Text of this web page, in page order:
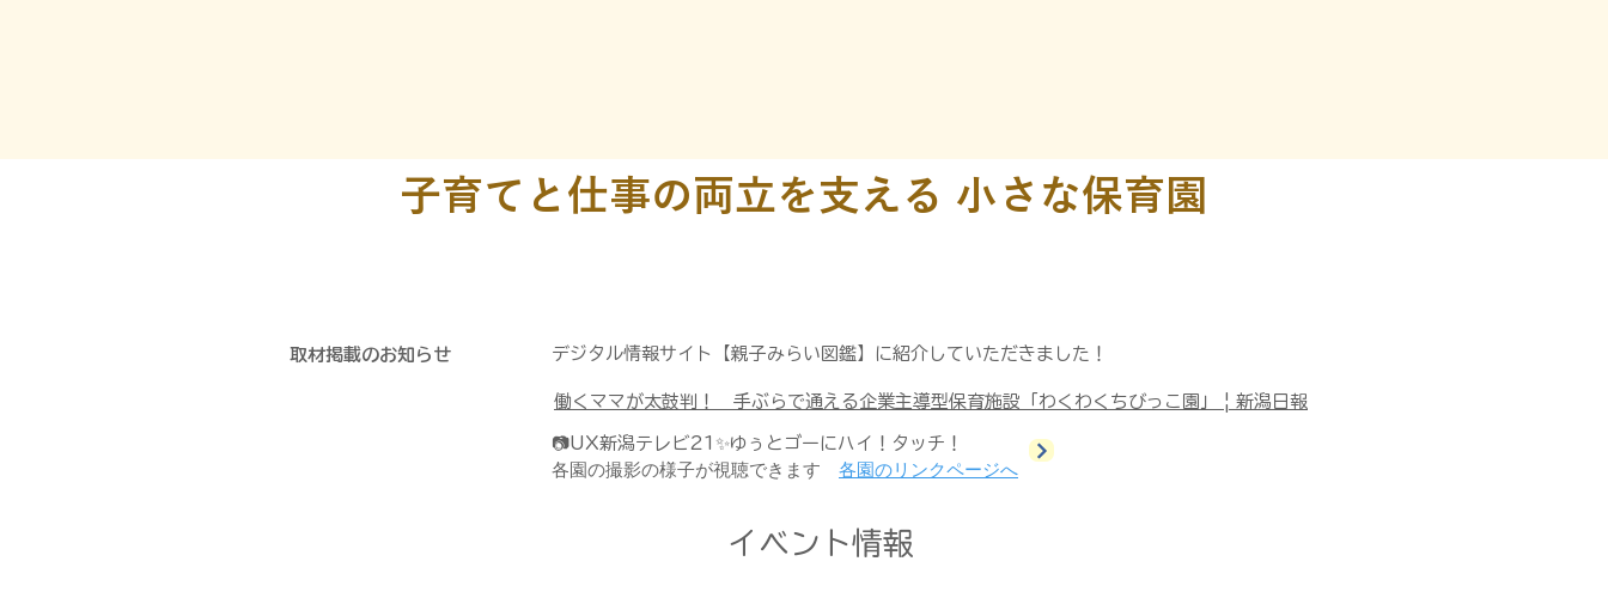
​子育てと仕事の両立を支える 小さな保育園
​取材掲載のお知らせ デジタル情報サイト【親子みらい図鑑】に紹介していただきました！
働くママが太鼓判！ 手ぶらで通える企業主導型保育施設「わくわくちびっこ園」 | 新潟日報
📷UX新潟テレビ21✨ゆぅとゴーにハイ！タッチ！
各園の撮影の様子が視聴できます 各園のリンクページへ
​イベント情報